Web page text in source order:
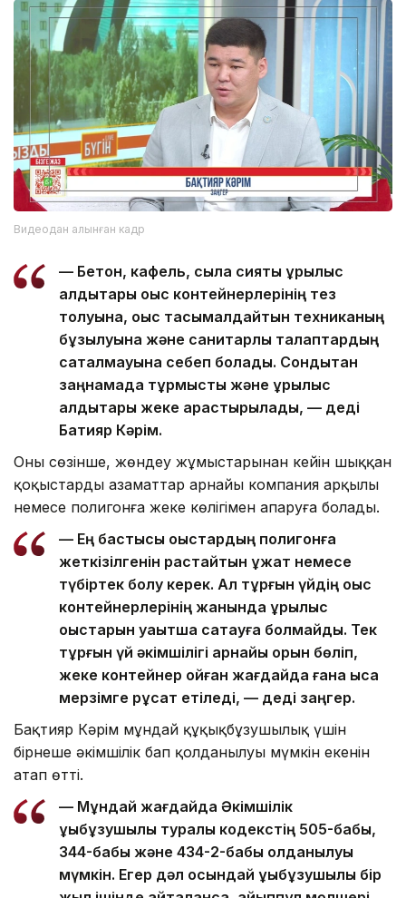
Видеодан алынған кадр
— Бетон, кафель, сылақ сияқты құрылыс
қалдықтары қоқыс контейнерлерінің тез
толуына, қоқыс тасымалдайтын техниканың
бұзылуына және санитарлық талаптардың
сақталмауына себеп болады. Сондықтан
заңнамада тұрмыстық және құрылыс
қалдықтары жеке қарастырылады, — деді
Бақтияр Кәрім.
Оның сөзінше, жөндеу жұмыстарынан кейін шыққан
қоқыстарды азаматтар арнайы компания арқылы
немесе полигонға жеке көлігімен апаруға болады.
— Ең бастысы қоқыстардың полигонға
жеткізілгенін растайтын құжат немесе
түбіртек болу керек. Ал тұрғын үйдің қоқыс
контейнерлерінің жанында құрылыс
қоқыстарын уақытша сақтауға болмайды. Тек
тұрғын үй әкімшілігі арнайы орын бөліп,
жеке контейнер қойған жағдайда ғана қысқа
мерзімге рұқсат етіледі, — деді заңгер.
Бақтияр Кәрім мұндай құқықбұзушылық үшін
бірнеше әкімшілік бап қолданылуы мүмкін екенін
атап өтті.
— Мұндай жағдайда Әкімшілік
құқықбұзушылық туралы кодекстің 505-бабы,
344-бабы және 434-2-бабы қолданылуы
мүмкін. Егер дәл осындай құқықбұзушылық бір